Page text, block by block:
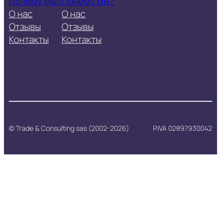
О нас
Отзывы
Контакты
О нас
Отзывы
Контакты
© Trade & Consulting sas (2002-2026) P.IVA 02897930042